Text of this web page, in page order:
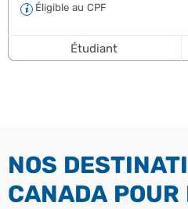
Éligible au CPF
Étudiant
NOS
CANADA